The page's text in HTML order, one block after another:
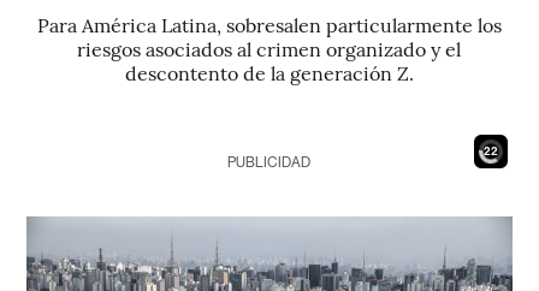
Para América Latina, sobresalen particularmente los
riesgos asociados al crimen organizado y el
descontento de la generación Z.
20
PUBLICIDAD